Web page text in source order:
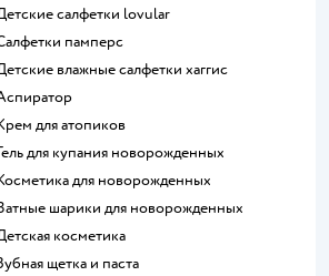
детские салфетки lovular
салфетки памперс
детские влажные салфетки хаггис
аспиратор
крем для атопиков
гель для купания новорожденных
косметика для новорожденных
ватные шарики для новорожденных
детская косметика
зубная щетка и паста